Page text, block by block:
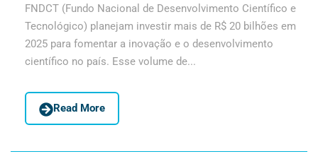
FNDCT (Fundo Nacional de Desenvolvimento Científico e
Tecnológico) planejam investir mais de R$ 20 bilhões em
2025 para fomentar a inovação e o desenvolvimento
científico no país. Esse volume de...
Read More